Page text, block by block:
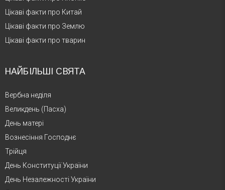
Цікаві факти про Китай
Цікаві факти про Землю
Цікаві факти про тварин
НАЙБІЛЬШІ СВЯТА
Вербна неділя
Великдень (Пасха)
День матері
Вознесіння Господнє
Трійця
День Конституції України
День Незалежності України